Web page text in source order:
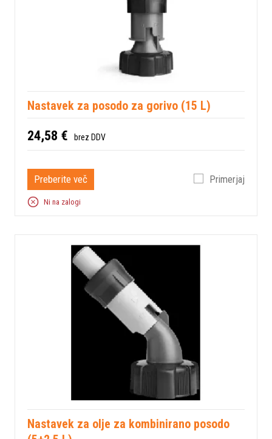
Nastavek za posodo za gorivo (15 L)
24,58 € brez DDV
Preberite več Primerjaj
Ni na zalogi
Nastavek za olje za kombinirano posodo